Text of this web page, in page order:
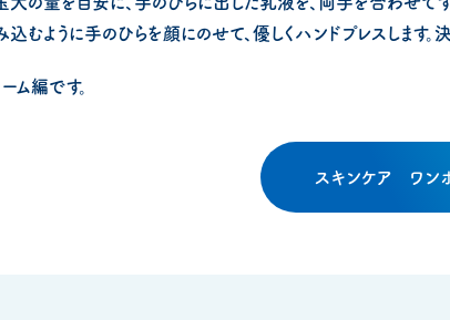
ように手のひらを顔にのせて、優しくハンドプレスします。
ム編です。
スキンケア ワン